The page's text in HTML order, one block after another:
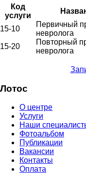
Код
услуги
15-10
Первичный
невролога
15-20
Повторный
невролога
Лотос
О центре
Услуги
Наши
Фотоальбом
Публикации
Вакансии
Контакты
Оплата